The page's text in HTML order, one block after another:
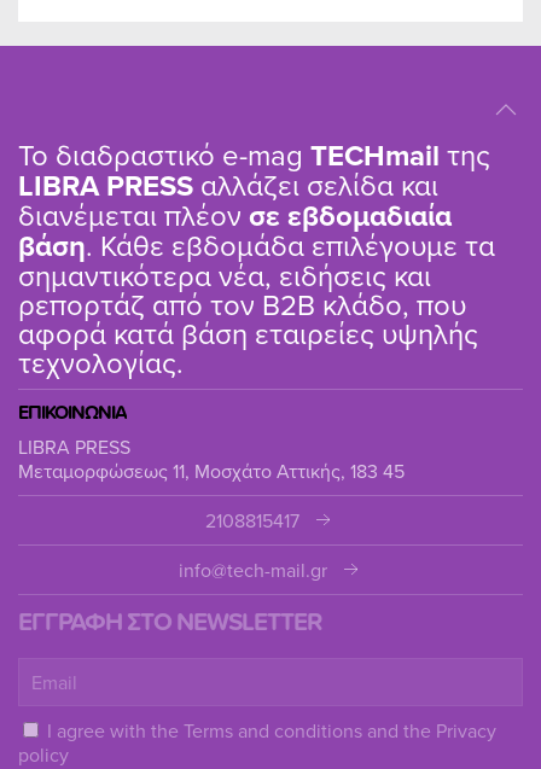
Το διαδραστικό e-mag TΕCHmail της
LIBRA PRESS αλλάζει σελίδα και
διανέμεται πλέον σε εβδομαδιαία
βάση. Κάθε εβδομάδα επιλέγουμε τα
σημαντικότερα νέα, ειδήσεις και
ρεπορτάζ από τον B2B κλάδο, που
αφορά κατά βάση εταιρείες υψηλής
τεχνολογίας.
ΕΠΙΚΟΙΝΩΝΙΑ
LIBRA PRESS
Μεταμορφώσεως 11, Μοσχάτο Αττικής, 183 45
2108815417
info@tech-mail.gr
ΕΓΓΡΑΦΗ ΣΤΟ NEWSLETTER
I agree with the Terms and conditions and the Privacy
policy